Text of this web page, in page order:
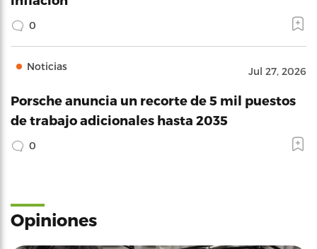
0
Noticias Jul 27, 2026
Porsche anuncia un recorte de 5 mil puestos
de trabajo adicionales hasta 2035
0
Opiniones